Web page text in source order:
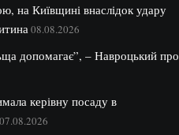
на Київщині внаслідок удару
08.08.2026
допомагає”, – Навроцький про
керівну посаду в
07.08.2026